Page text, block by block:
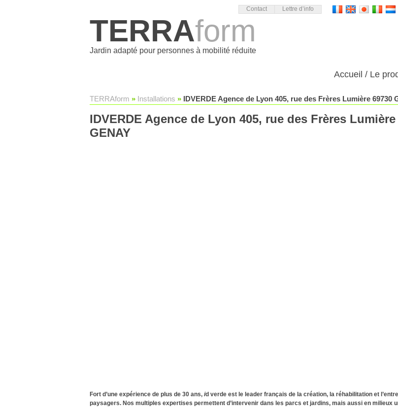
Contact Lettre d’info
TERRAform
Jardin adapté pour personnes à mobilité réduite
Accueil Le
TERRAform » Installations » IDVERDE Agence de Lyon 405, rue des Frères Lumière 69730
IDVERDE Agence de Lyon 405, rue des Frères Lumière
GENAY
Fort d’une expérience de plus de 30 ans, id verde est le leader français de la création, la réhabilitation et
paysagers. Nos multiples expertises permettent d’intervenir dans les parcs et jardins, mais aussi en milieux